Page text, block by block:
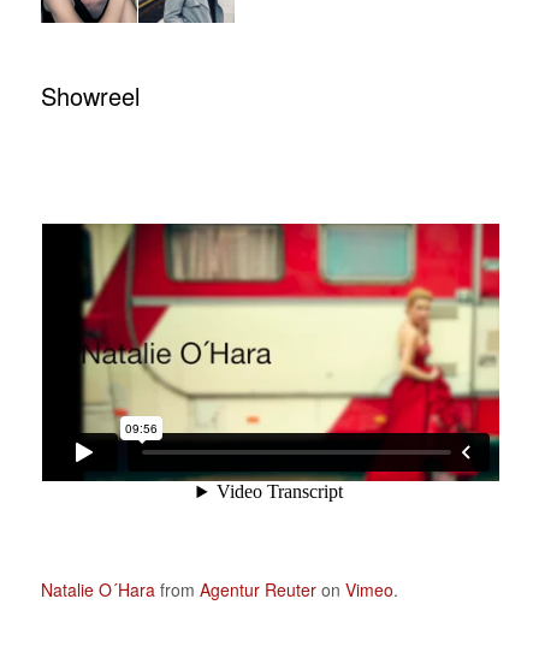
Showreel
Natalie O´Hara from Agentur Reuteron Vimeo.